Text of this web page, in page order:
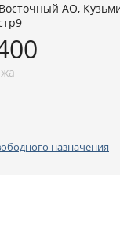
АО,
назначения